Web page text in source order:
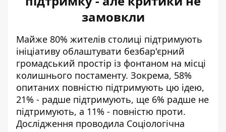
замовкли
Майже 80% жителів столиці підтримують
ініціативу облаштувати безбар'єрний
громадський простір із фонтаном на місці
колишнього постаменту. Зокрема, 58%
опитаних повністю підтримують цю ідею,
21% - радше підтримують, ще 6% радше не
підтримують, а 11% - повністю проти.
Дослідження проводила Соціологічна